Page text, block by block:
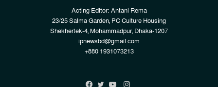
Acting Editor: Antani Rema
23/25 Salma Garden, PC Culture Housing
Shekhertek-4, Mohammadpur, Dhaka-1207
ipnewsbd@gmail.com
+880 1931073213
Instagram